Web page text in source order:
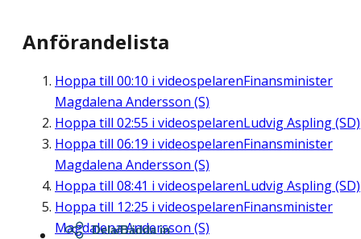
Anförandelista
Hoppa till 00:10 i videospelarenFinansminister
Magdalena Andersson (S)
Hoppa till 02:55 i videospelarenLudvig Aspling (SD)
Hoppa till 06:19 i videospelarenFinansminister
Magdalena Andersson (S)
Hoppa till 08:41 i videospelarenLudvig Aspling (SD)
Hoppa till 12:25 i videospelarenFinansminister
Magdalena Andersson (S)
Dela/Bädda in